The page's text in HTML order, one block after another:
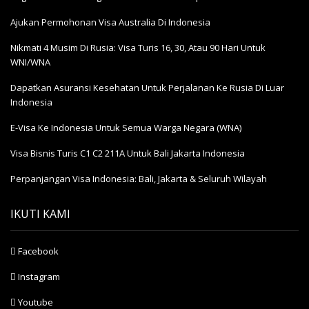
Ajukan Permohonan Visa Australia Di Indonesia
Nikmati 4 Musim Di Rusia: Visa Turis 16, 30, Atau 90 Hari Untuk
WNI/WNA
Dapatkan Asuransi Kesehatan Untuk Perjalanan Ke Rusia Di Luar
Indonesia
E-Visa Ke Indonesia Untuk Semua Warga Negara (WNA)
Visa Bisnis Turis С1 С2 211A Untuk Bali Jakarta Indonesia
Perpanjangan Visa Indonesia: Bali, Jakarta & Seluruh Wilayah
IKUTI KAMI
Facebook
Instagram
Youtube